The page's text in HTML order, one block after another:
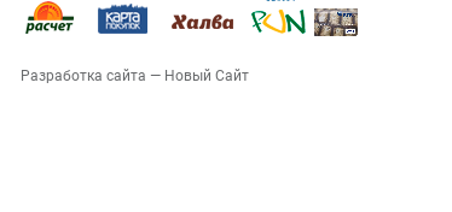
Разработка сайта — Новый Сайт